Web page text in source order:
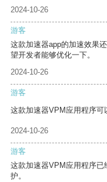
2024-10-26
游客
这款加速器app的加速效果
望开发者能够优化一下。
2024-10-26
游客
这款加速器VPM应用程序可
2024-10-26
游客
这款加速器VPM应用程序
护。